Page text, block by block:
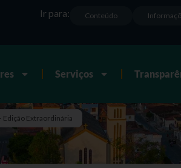
Conteúdo
Ir para:
Serviços
Edição Extraordinária